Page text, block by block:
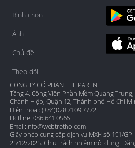
Bình chọn
Ảnh
Chủ đề
Theo dõi
CÔNG TY CỔ PHẦN THE PARENT
Tầng 4, Công Viên Phần Mềm Quang
Chánh Hiệp, Quận 12, Thành phố Hồ Chí
Điện thoại: (+84)028 7109 7772
Hotline: 086 641 0566
Email:info@webtretho.com
Giấy phép cung cấp dịch vụ MXH số 191/
25/12/2025. Chịu trách nhiệm nội dung: